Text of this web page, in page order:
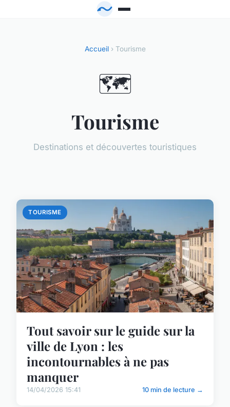
Accueil› Tourisme
🗺️
Tourisme
Destinations et découvertes touristiques
TOURISME
Tout savoir sur le guide sur la
ville de Lyon : les
incontournables à ne pas
manquer
14/04/2026 15:41 10 min de lecture →